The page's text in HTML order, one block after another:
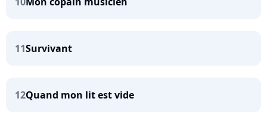
11Survivant
12Quand mon lit est vide